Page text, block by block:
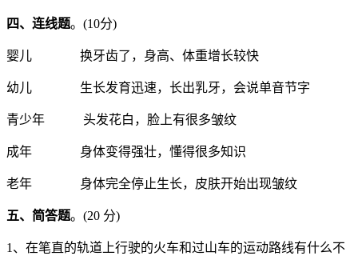
四、连线题。(10分)
婴儿 换牙齿了，身高、体重增长较快
幼儿 生长发育迅速，长出乳牙，会说单音节字
青少年 头发花白，脸上有很多皱纹
成年 身体变得强壮，懂得很多知识
老年 身体完全停止生长，皮肤开始出现皱纹
五、简答题。(20 分)
1、在笔直的轨道上行驶的火车和过山车的运动路线有什么不